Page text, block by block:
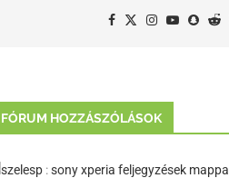
FÓRUM HOZZÁSZÓLÁSOK
szelesp :sony xperia feljegyzések mappa